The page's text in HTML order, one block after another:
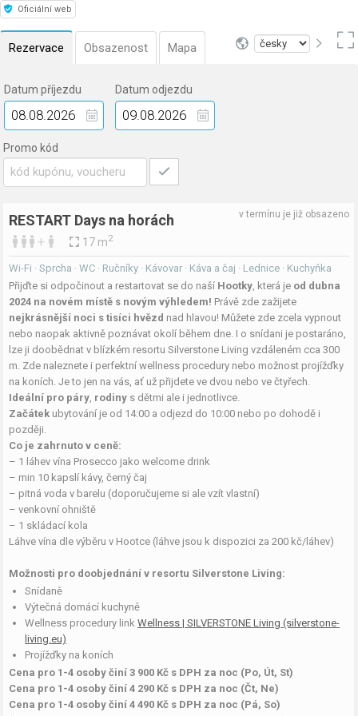
Oficiální web
Rezervace Obsazenost Mapa
Datum příjezdu Datum odjezdu
Promo kód
RESTART Days na horách
+ 17 m2
v termínu je již obsazeno
Wi-Fi · Sprcha · WC · Ručníky · Kávovar · Káva a čaj · Lednice · Kuchyňka
Přijďte si odpočinout a restartovat se do naší Hootky , která je od dubna
2024 na novém místě s novým výhledem! Právě zde zažijete
nejkrásnější noci s tisíci hvězd nad hlavou! Můžete zde zcela vypnout
nebo naopak aktivně poznávat okolí během dne. I o snídani je postaráno,
lze ji doobědnat v blízkém resortu Silverstone Living vzdáleném cca 300
m. Zde naleznete i perfektní wellness procedury nebo možnost projížďky
na koních. Je to jen na vás, ať už přijdete ve dvou nebo ve čtyřech.
Ideální pro páry rodiny s dětmi ale i jednotlivce.
Začátek ubytování je od 14:00 a odjezd do 10:00 nebo po dohodě i
později.
Co je zahrnuto v ceně:
– 1 láhev vína Prosecco jako welcome drink
– min 10 kapslí kávy, černý čaj
– pitná voda v barelu (doporučujeme si ale vzít vlastní)
– venkovní ohniště
– 1 skládací kola
Láhve vína dle výběru v Hootce (láhve jsou k dispozici za 200 kč/láhev)
Možnosti pro doobjednání v resortu Silverstone Living:
Snídaně
Výtečná domácí kuchyně
Wellness procedury linkWellness | SILVERSTONE Living (silverstone-
living.eu)
Projížďky na koních
Cena pro 1-4 osoby činí 3 900 Kč s DPH za noc (Po, Út, St)
Cena pro 1-4 osoby činí 4 290 Kč s DPH za noc (Čt, Ne)
Cena pro 1-4 osoby činí 4 490 Kč s DPH za noc (Pá, So)